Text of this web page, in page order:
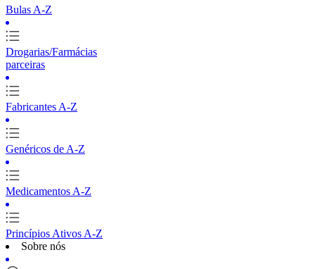
Bulas A-Z
Drogarias/Farmácias
parceiras
Fabricantes A-Z
Genéricos de A-Z
Medicamentos A-Z
Princípios Ativos A-Z
Sobre nós